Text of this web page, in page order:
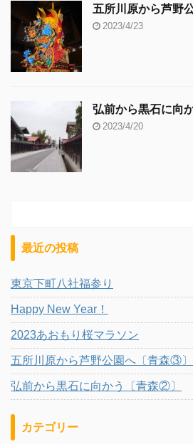
五所川原から芦野
2023/4/23
弘前から黒石に向
2023/4/20
最近の投稿
東京下町八社福参り
Happy New Year！
2023あおもり桜マラソン
五所川原から芦野公園へ〔青森③〕
弘前から黒石に向かう〔青森②〕
カテゴリー